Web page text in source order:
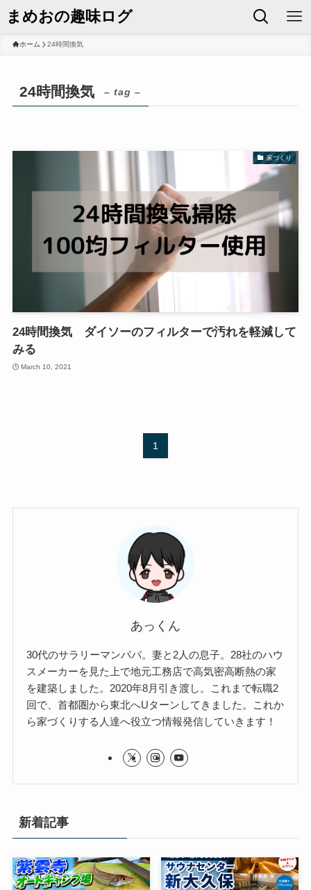
まめおの趣味ログ
ホーム 24時間換気
24時間換気 – tag –
家づくり
24時間換気 ダイソーのフィルターで汚れを軽減して
みる
March 10, 2021
1
あっくん
30代のサラリーマンパパ。妻と2人の息子。28社のハウ
スメーカーを見た上で地元工務店で高気密高断熱の家
を建築しました。2020年8月引き渡し。これまで転職2
回で、首都圏から東北へUターンしてきました。これか
ら家づくりする人達へ役立つ情報発信していきます！
新着記事